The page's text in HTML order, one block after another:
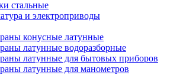
стальные
и электроприводы
конусные латунные
латунные водоразборные
латунные для бытовых приборов
латунные для манометров